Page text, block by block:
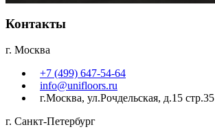
Контакты
г. Москва
+7 (499) 647-54-64
info@unifloors.ru
г.Москва, ул.Рочдельская, д.15 стр.35
г. Санкт-Петербург